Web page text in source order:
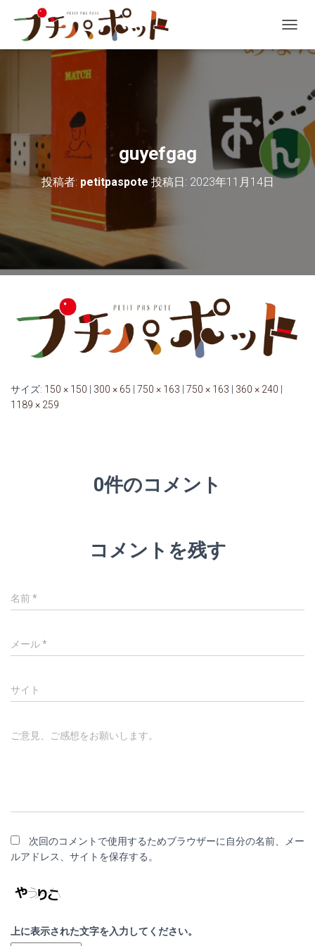
ビ
ン
を
り
替
guyefgag
投稿者: petitpaspote 投稿日: 2023年11月14日
サイズ: 150 × 150 300 × 65 750 × 163 750 × 163 360 × 240
1189 × 259
0件のコメント
コメントを残す
名前*
メール*
サイト
ご意見、ご感想をお願いします。
次回のコメントで使用するためブラウザーに自分の名前、メー
ルアドレス、サイトを保存する。
上に表示された文字を入力してください。